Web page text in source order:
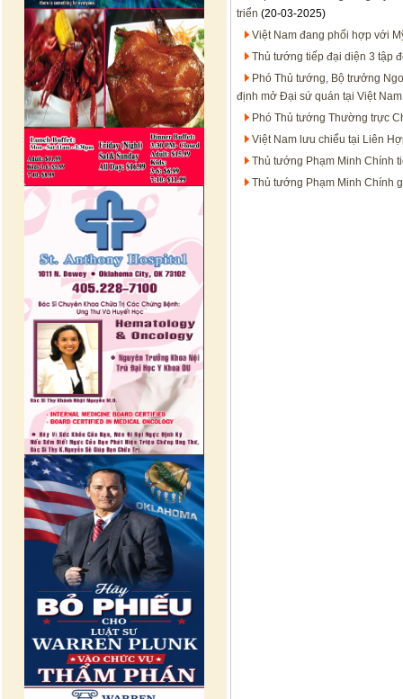
triển (20-03-2025)
Việt Nam đang phối hợp với
Thủ tướng tiếp đại diện 3 tập
Phó Thủ tướng, Bộ trưởng
định mở Đại sứ quán tại Việt Nam
Phó Thủ tướng Thường trực
Việt Nam lưu chiểu tại Liên
Thủ tướng Phạm Minh Chính
Thủ tướng Phạm Minh Chính